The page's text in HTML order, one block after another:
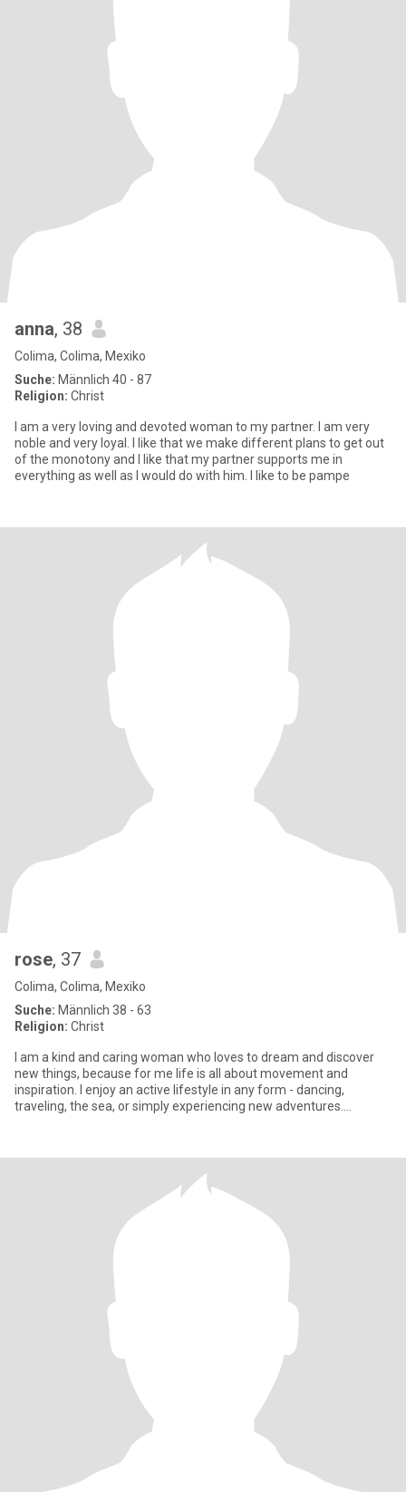
anna, 38
Colima, Colima, Mexiko
Suche: Männlich 40 - 87
Religion: Christ
I am a very loving and devoted woman to my partner. I am very
noble and very loyal. I like that we make different plans to get out
of the monotony and I like that my partner supports me in
everything as well as I would do with him. I like to be pampe
rose, 37
Colima, Colima, Mexiko
Suche: Männlich 38 - 63
Religion: Christ
I am a kind and caring woman who loves to dream and discover
new things, because for me life is all about movement and
inspiration. I enjoy an active lifestyle in any form - dancing,
traveling, the sea, or simply experiencing new adventures.